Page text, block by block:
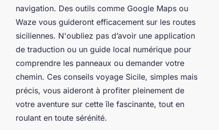
navigation. Des outils comme Google Maps ou
Waze vous guideront efficacement sur les routes
siciliennes. N'oubliez pas d’avoir une application
de traduction ou un guide local numérique pour
comprendre les panneaux ou demander votre
chemin. Ces conseils voyage Sicile, simples mais
précis, vous aideront à profiter pleinement de
votre aventure sur cette île fascinante, tout en
roulant en toute sérénité.